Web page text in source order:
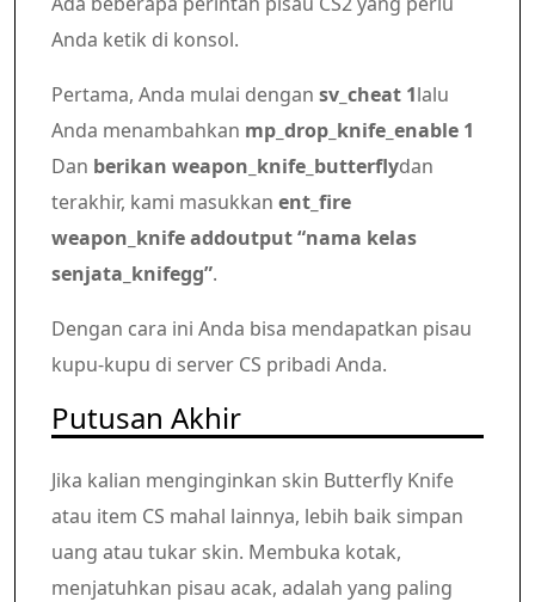
Anda ketik di konsol.
Pertama, Anda mulai dengan sv_cheat 1lalu
Anda menambahkan mp_drop_knife_enable 1
Dan berikan weapon_knife_butterflydan
terakhir, kami masukkan ent_fire
weapon_knife addoutput “nama kelas
senjata_knifegg”.
Dengan cara ini Anda bisa mendapatkan pisau
kupu-kupu di server CS pribadi Anda.
Putusan Akhir
Jika kalian menginginkan skin Butterfly Knife
atau item CS mahal lainnya, lebih baik simpan
uang atau tukar skin. Membuka kotak,
menjatuhkan pisau acak, adalah yang paling